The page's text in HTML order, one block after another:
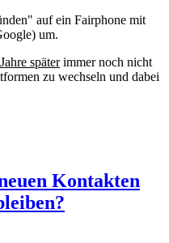
auf ein Fairphone mit
um.
späterimmer noch nicht
zu wechseln und dabei
Kontakten